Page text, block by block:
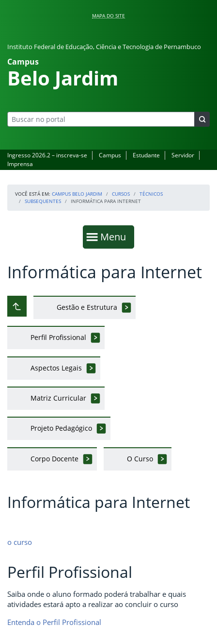
MAPA DO SITE
Instituto Federal de Educação, Ciência e Tecnologia de Pernambuco
Campus
Belo Jardim
Ingresso 2026.2 – inscreva-se Campus Estudante
Servidor
Imprensa
VOCÊ ESTÁ EM: CAMPUS BELO JARDIM CURSOS
TÉCNICOS
SUBSEQUENTES
INFORMÁTICA PARA INTERNET
Mostrar
Menu
Fim da navegação
Início do conteúdo
Informática para Internet
Subir ao nível anterior
Gestão e Estrutura
Perfil Profissional
Aspectos Legais
Matriz Curricular
Projeto Pedagógico
Corpo Docente O Curso
Informática para Internet
o curso
Perfil Profissional
Saiba onde o aluno formado poderá trabalhar e quais
atividades estará apto a realizar ao concluir o curso
Entenda o Perfil Profissional